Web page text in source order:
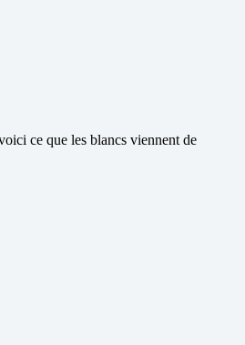
ce que les blancs viennent de